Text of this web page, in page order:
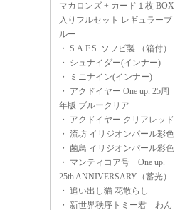
マカロンズ + カード１枚 BOX
入りフルセット レギュラーブ
ルー
・ S.A.F.S. ソフビ製 （箱付）
・ シュナイダー(インナー)
・
ミニナイン(インナー)
・ アクドイヤー One up. 25周
年版 ブルークリア
・ アクドイヤー クリアレッド
・ 流坊 イリジオンパール彩色
・ 菌鳥 イリジオンパール彩色
・ マンティコア号 One up.
25th ANNIVERSARY（蓄光）
・ 追い出し猫 花散らし
・ 新世界秩序トミー君 わん